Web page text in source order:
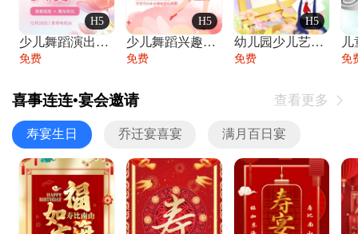
H5
少儿舞蹈演出舞蹈比赛跳舞大赛文艺汇演活动
免费
H5
少儿舞蹈兴趣班艺术培训学校招生宣传
免费
H5
幼儿园少儿艺术展览绘画展摄影作品展美术展
免费 免
喜事连连•宴会邀请 查看更多 
寿宴生日 乔迁宴喜宴 满月百日宴